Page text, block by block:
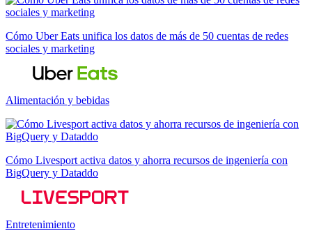
Cómo Uber Eats unifica los datos de más de 50 cuentas de redes
sociales y marketing
Alimentación y bebidas
Cómo Livesport activa datos y ahorra recursos de ingeniería con
BigQuery y Dataddo
Entretenimiento